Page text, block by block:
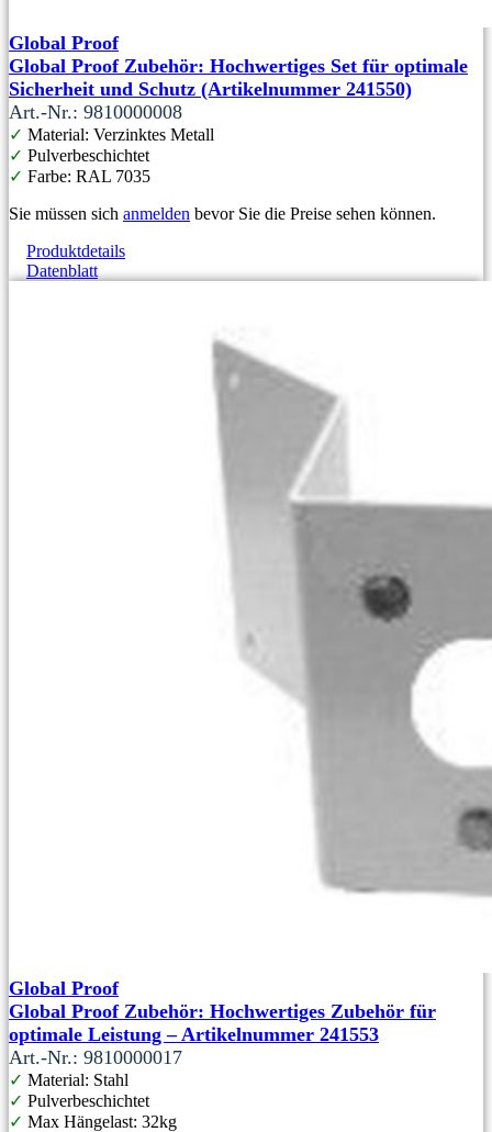
Global Proof
Global Proof Zubehör: Hochwertiges Set für optimale
Sicherheit und Schutz (Artikelnummer 241550)
Art.-Nr.: 9810000008
✓ Material: Verzinktes Metall
✓ Pulverbeschichtet
✓ Farbe: RAL 7035
Sie müssen sich anmelden bevor Sie die Preise sehen können.
Produktdetails
Datenblatt
Global Proof
Global Proof Zubehör: Hochwertiges Zubehör für
optimale Leistung – Artikelnummer 241553
Art.-Nr.: 9810000017
✓ Material: Stahl
✓ Pulverbeschichtet
✓ Max Hängelast: 32kg